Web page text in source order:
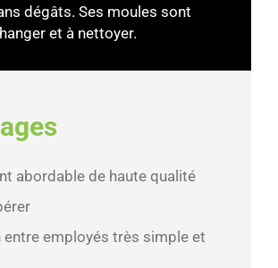
dégâts. Ses moules sont
et à nettoyer.
abordable de haute qualité
entre employés très simple et